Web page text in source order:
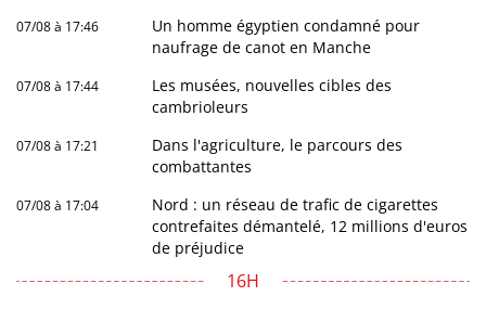
07/08 à 17:46
Un homme égyptien condamné pour
naufrage de canot en Manche
07/08 à 17:44
Les musées, nouvelles cibles des
cambrioleurs
07/08 à 17:21
Dans l'agriculture, le parcours des
combattantes
07/08 à 17:04
Nord : un réseau de trafic de cigarettes
contrefaites démantelé, 12 millions d'euros
de préjudice
16H